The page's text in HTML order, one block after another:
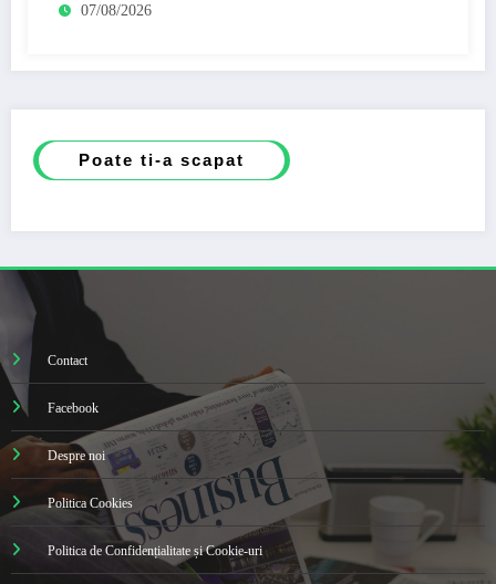
07/08/2026
Poate ti-a scapat
Contact
Facebook
Despre noi
Politica Cookies
Politica de Confidențialitate și Cookie-uri